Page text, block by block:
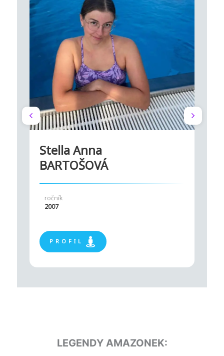
Stella Anna
BARTOŠOVÁ
ročník
2007
P R O F I L
LEGENDY AMAZONEK: